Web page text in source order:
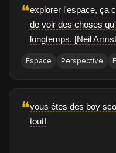
❝explorer l'espace, ça
de voir des choses
longtemps. [Neil
Espace Perspective
❝vous êtes des boy
tout!